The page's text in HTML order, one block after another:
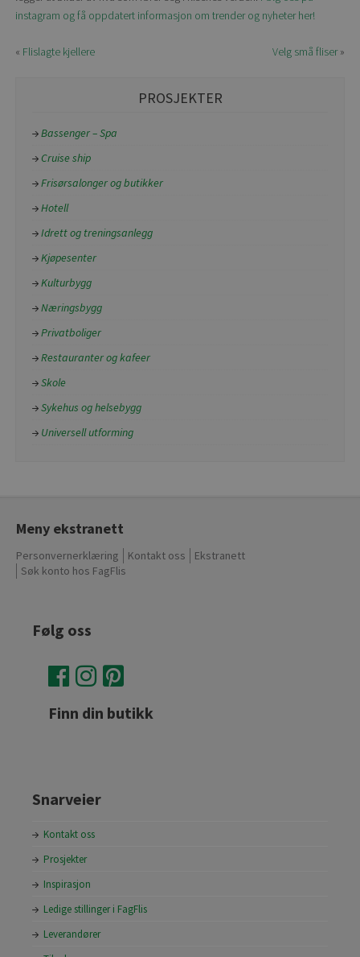
instagram og få oppdatert informasjon om trender og nyheter her!
Velg små fliser»
« Flislagte kjellere
PROSJEKTER
Bassenger – Spa
Cruise ship
Frisørsalonger og butikker
Hotell
Idrett og treningsanlegg
Kjøpesenter
Kulturbygg
Næringsbygg
Privatboliger
Restauranter og kafeer
Skole
Sykehus og helsebygg
Universell utforming
Meny ekstranett
Personvernerklæring Kontakt oss
Ekstranett
Søk konto hos FagFlis
Følg oss
Finn din butikk
Snarveier
Kontakt oss
Prosjekter
Inspirasjon
Ledige stillinger i FagFlis
Leverandører